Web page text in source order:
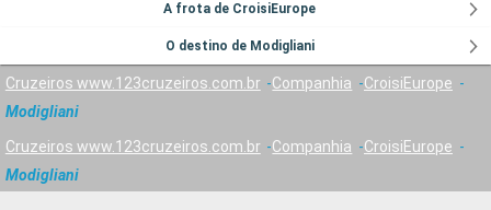
A frota de CroisiEurope
O destino de Modigliani
Cruzeiros www.123cruzeiros.com.br Companhia
CroisiEurope
Modigliani
Cruzeiros www.123cruzeiros.com.br Companhia
CroisiEurope
Modigliani